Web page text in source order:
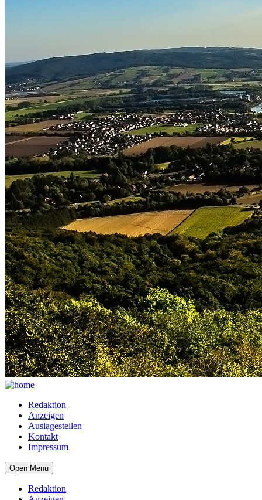
Redaktion
Anzeigen
Auslagestellen
Kontakt
Impressum
Open Menu
Redaktion